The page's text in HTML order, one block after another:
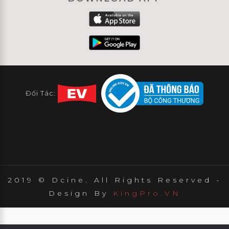
Đối Tác:
2019 © Dcine. All Rights Reserved -
Design By
KingPro.VN